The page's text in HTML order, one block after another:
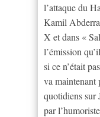
l’attaque du
Kamil
X et dans «
l’émission
si ce n’était
va maintenant
quotidiens sur
par